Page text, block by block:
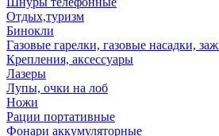
Отдых,туризм
Бинокли
Газовые гарелки, газовые насадки,
Крепления, аксессуары
Лазеры
Лупы, очки на лоб
Ножи
Рации портативные
Фонари аккумуляторные